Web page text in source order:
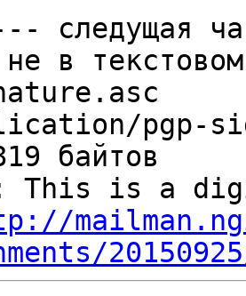
следущая
не в
pgp-
байтов
This is a